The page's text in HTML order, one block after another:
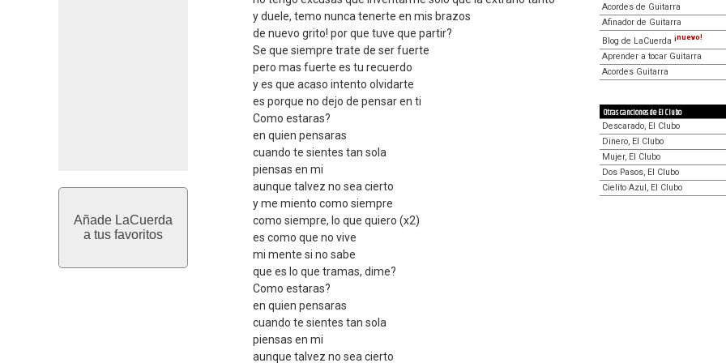
Añade LaCuerda
a tus favoritos
y duele, temo nunca tenerte en mis brazos
de nuevo grito! por que tuve que partir?
Se que siempre trate de ser fuerte
pero mas fuerte es tu recuerdo
y es que acaso intento olvidarte
es porque no dejo de pensar en ti
Como estaras?
en quien pensaras
cuando te sientes tan sola
piensas en mi
aunque talvez no sea cierto
y me miento como siempre
como siempre, lo que quiero (x2)
es como que no vive
mi mente si no sabe
que es lo que tramas, dime?
Como estaras?
en quien pensaras
cuando te sientes tan sola
piensas en mi
aunque talvez no sea cierto
Acordes de Guitarra
Afinador de Guitarra
Blog de LaCuerda ¡nuevo!
Aprender a tocar Guitarra
Acordes Guitarra
Otras canciones de El Clubo
Descarado, El Clubo
Dinero, El Clubo
Mujer, El Clubo
Dos Pasos, El Clubo
Cielito Azul, El Clubo